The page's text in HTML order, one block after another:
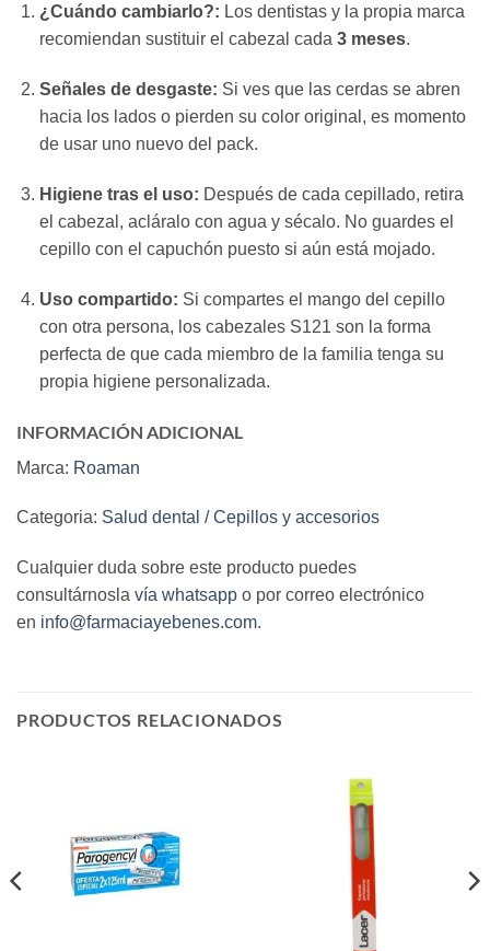
¿Cuándo cambiarlo?: Los dentistas y la propia marca
recomiendan sustituir el cabezal cada 3 meses.
Señales de desgaste: Si ves que las cerdas se abren
hacia los lados o pierden su color original, es momento
de usar uno nuevo del pack.
Higiene tras el uso: Después de cada cepillado, retira
el cabezal, acláralo con agua y sécalo. No guardes el
cepillo con el capuchón puesto si aún está mojado.
Uso compartido: Si compartes el mango del cepillo
con otra persona, los cabezales S121 son la forma
perfecta de que cada miembro de la familia tenga su
propia higiene personalizada.
INFORMACIÓN ADICIONAL
Marca: Roaman
Categoria: Salud dental / Cepillos y accesorios
Cualquier duda sobre este producto puedes
consultárnosla vía whatsapp o por correo electrónico
en info@farmaciayebenes.com.
PRODUCTOS RELACIONADOS